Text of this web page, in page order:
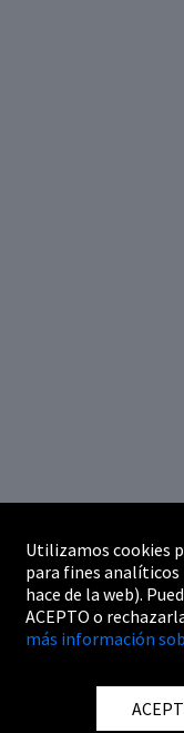
Utilizamos cookies
para fines analíticos
hace de la web).
ACEPTO o
más información